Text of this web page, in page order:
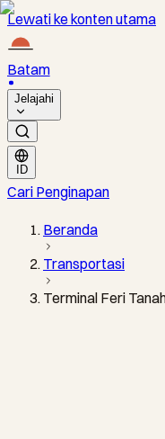
Lewati ke konten utama
Batam
Jelajahi
ID
Cari Penginapan
Beranda
Transportasi
Terminal Feri